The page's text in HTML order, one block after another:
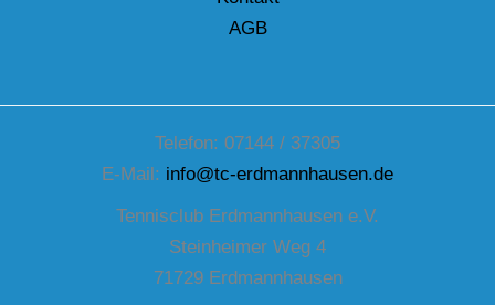
AGB
Telefon: 07144 / 37305
E-Mail: info@tc-erdmannhausen.de
Tennisclub Erdmannhausen e.V.
Steinheimer Weg 4
71729 Erdmannhausen